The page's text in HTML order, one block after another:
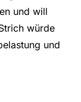
und will
würde
und